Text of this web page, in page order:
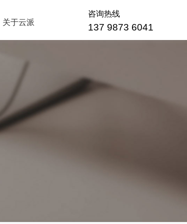
关于云派
咨询热线
137 9873 6041